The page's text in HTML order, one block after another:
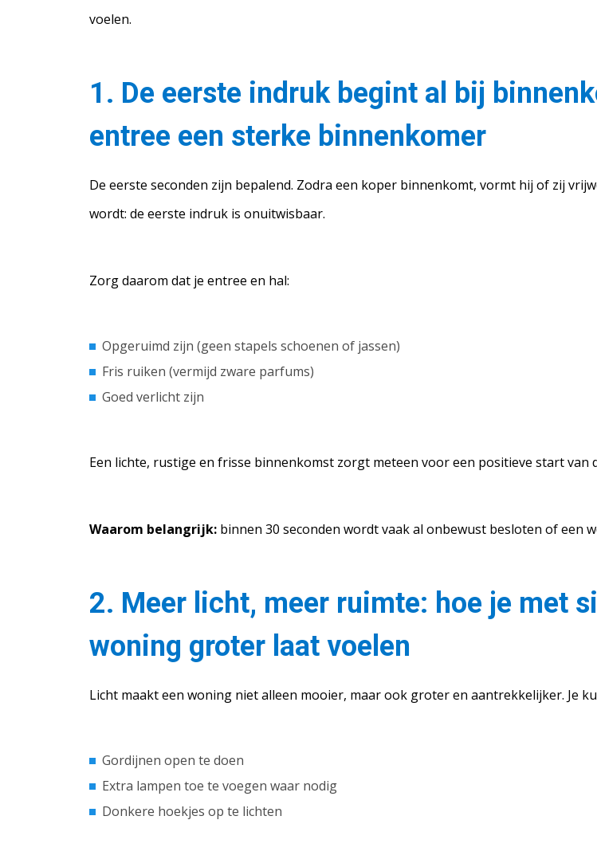
voelen.
1. De eerste indruk begint al bij
entree een sterke binnenkomer
De eerste seconden zijn bepalend. Zodra een koper binnenkomt, vormt hij of zij
wordt: de eerste indruk is onuitwisbaar.
Zorg daarom dat je entree en hal:
Opgeruimd zijn (geen stapels schoenen of jassen)
Fris ruiken (vermijd zware parfums)
Goed verlicht zijn
Een lichte, rustige en frisse binnenkomst zorgt meteen voor een positieve start van
Waarom belangrijk: binnen 30 seconden wordt vaak al onbewust besloten of een
2. Meer licht, meer ruimte: hoe je met
woning groter laat voelen
Licht maakt een woning niet alleen mooier, maar ook groter en aantrekkelijker. Je
Gordijnen open te doen
Extra lampen toe te voegen waar nodig
Donkere hoekjes op te lichten